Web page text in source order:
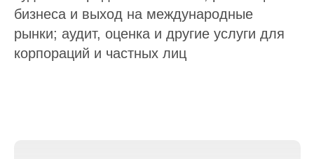
бизнеса и выход на международные
рынки; аудит, оценка и другие услуги для
корпораций и частных лиц